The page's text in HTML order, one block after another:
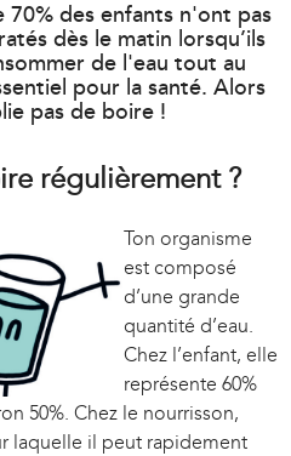
70% des enfants n'ont pas
dès le matin lorsqu’ils
de l'eau tout au
pour la santé. Alors
pas de boire !
régulièrement ?
Ton organisme
est composé
d’une grande
quantité d’eau.
Chez l’enfant, elle
représente 60%
50%. Chez le nourrisson,
laquelle il peut rapidement